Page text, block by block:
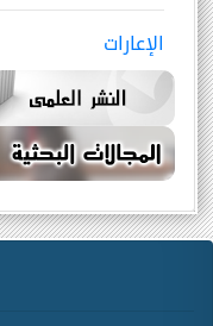
الإعارات